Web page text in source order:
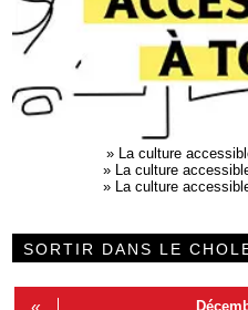
» La culture
» La culture
» La culture
SORTIR DANS LE